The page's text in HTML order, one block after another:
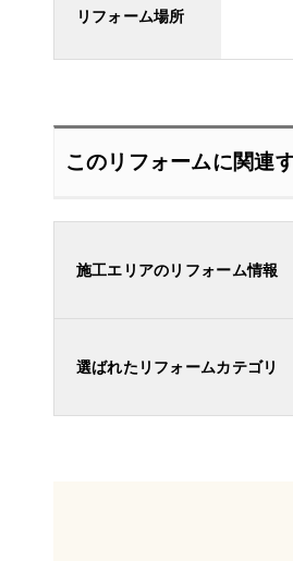
リフォーム場所
このリフォームに関連
施工エリアのリフォーム情報
選ばれたリフォームカテゴリ